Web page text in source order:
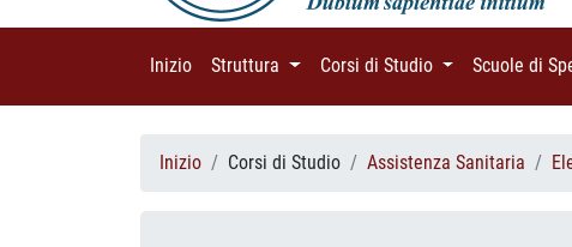
Inizio (current)
Struttura (current)Corsi di Studio (current)Scuole di
Inizio Corsi di Studio Assistenza Sanitaria